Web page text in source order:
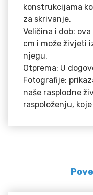
konstrukcijama
za skrivanje.
Veličina i dob:
cm i može živjeti
njegu.
Otprema: U
Fotografije:
naše rasplodne
raspoloženju,